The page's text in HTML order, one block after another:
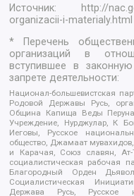
Источник:
http://
organizacii-i-materialy.html
* Перечень
организаций в
вступившее в
запрете деятельности:
Национал-большевистская
Родовой Державы Русь,
Община Капища Веды
Учреждение, Нурджулар, К
Иеговы, Русское
общество, Джамаат
и Карачая, Союз славян,
социалистическая рабочая
Благородный Орден
Социалистическая
Держава Русь, Русское